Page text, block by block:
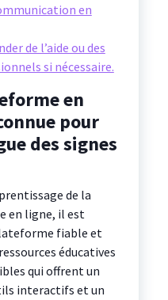
en
de l’aide ou des
si nécessaire.
en
pour
des signes
de la
en ligne, il est
fiable et
éducatives
qui offrent un
interactifs et un